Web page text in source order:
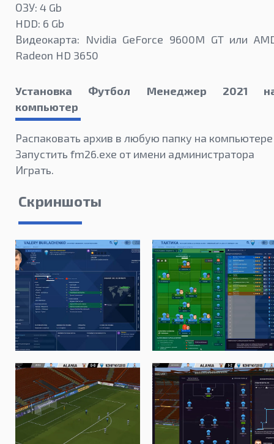
ОЗУ: 4 Gb
HDD: 6 Gb
Видеокарта: Nvidia GeForce 9600M GT или
Radeon HD 3650
Установка Футбол Менеджер 2021
компьютер
Распаковать архив в любую папку на компьютере
Запустить fm26.exe от имени администратора
Играть.
Скриншоты